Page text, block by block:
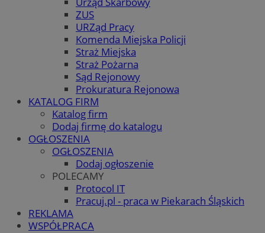
ZUS
URZąd Pracy
Komenda Miejska Policji
Straż Miejska
Straż Pożarna
Sąd Rejonowy
Prokuratura Rejonowa
KATALOG FIRM
Katalog firm
Dodaj firmę do katalogu
OGŁOSZENIA
OGŁOSZENIA
Dodaj ogłoszenie
POLECAMY
Protocol IT
Pracuj.pl - praca w Piekarach Śląskich
REKLAMA
WSPÓŁPRACA